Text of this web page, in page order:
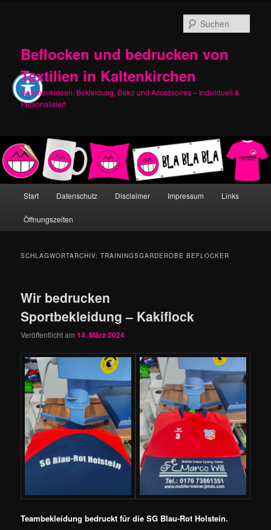
Beflocken und bedrucken von
Textilien in Kaltenkirchen
Geschenkideen, Bekleidung, Deko und Accessoires – Individuell &
Personalisiert
Start Datenschutz Disclaimer Impressum Links
Öffnungszeiten
SCHLAGWORTARCHIV:TRAININGSGARDEROBE BEFLOCKER
Wir bedrucken
Sportbekleidung – Kakiflock
Veröffentlicht am14. März 2024
Teambekleidung bedruckt für die SG Blau-Rot Holstein.